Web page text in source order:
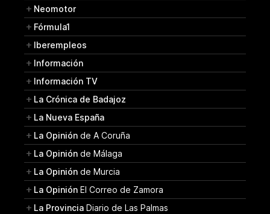
Neomotor
Fórmula1
Iberempleos
Información
Información TV
La Crónica de Badajoz
La Nueva España
La Opinión de A Coruña
La Opinión de Málaga
La Opinión de Murcia
La Opinión El Correo de Zamora
La Provincia Diario de Las Palmas